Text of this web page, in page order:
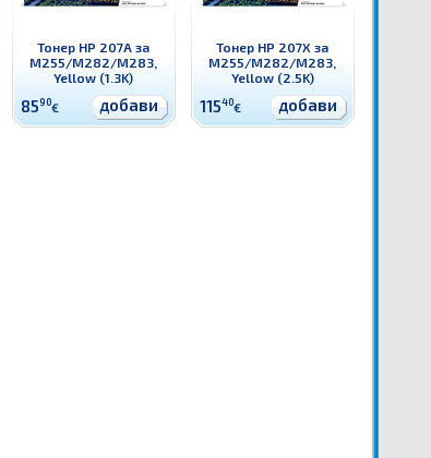
Тонер HP 207A за
M255/M282/M283,
Yellow (1.3K)
8590€ добави
Тонер HP 207X за
M255/M282/M283,
Yellow (2.5K)
11540€ добави